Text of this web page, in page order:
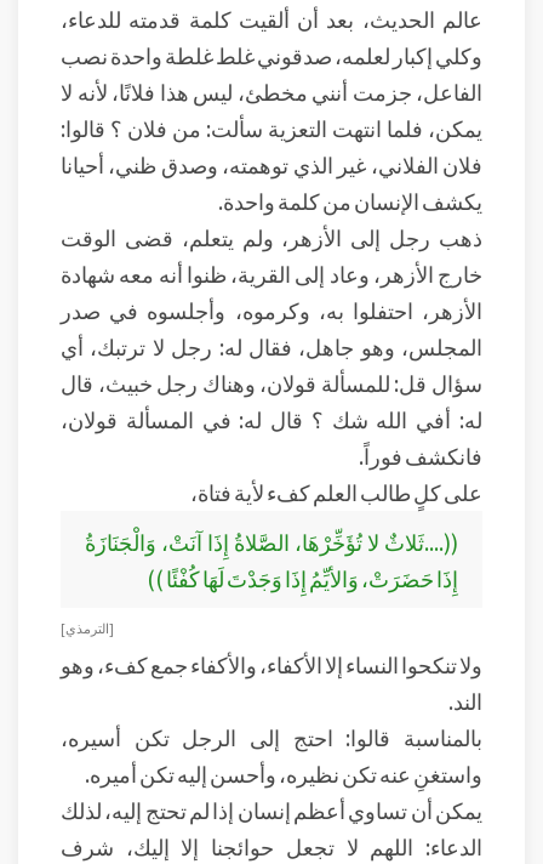
عالم الحديث، بعد أن ألقيت كلمة قدمته للدعاء،
وكلي إكبار لعلمه، صدقوني غلط غلطة واحدة نصب
الفاعل، جزمت أنني مخطئ، ليس هذا فلانًا، لأنه لا
يمكن، فلما انتهت التعزية سألت: من فلان ؟ قالوا:
فلان الفلاني، غير الذي توهمته، وصدق ظني، أحيانا
يكشف الإنسان من كلمة واحدة.
ذهب رجل إلى الأزهر، ولم يتعلم، قضى الوقت
خارج الأزهر، وعاد إلى القرية، ظنوا أنه معه شهادة
الأزهر، احتفلوا به، وكرموه، وأجلسوه في صدر
المجلس، وهو جاهل، فقال له: رجل لا ترتبك، أي
سؤال قل: للمسألة قولان، وهناك رجل خبيث، قال
له: أفي الله شك ؟ قال له: في المسألة قولان،
فانكشف فوراً.
على كلٍ طالب العلم كفء لأية فتاة،
((....ثَلاثٌ لا تُؤَخِّرْهَا، الصَّلاةُ إِذَا آنَتْ، وَالْجَنَازَةُ
إِذَا حَضَرَتْ، وَالأيِّمُ إِذَا وَجَدْتَ لَهَا كُفْئًا ))
[ الترمذي]
ولا تنكحوا النساء إلا الأكفاء، والأكفاء جمع كفء، وهو
الند.
بالمناسبة قالوا: احتج إلى الرجل تكن أسيره،
واستغنِ عنه تكن نظيره، وأحسن إليه تكن أميره.
يمكن أن تساوي أعظم إنسان إذا لم تحتج إليه، لذلك
الدعاء: اللهم لا تجعل حوائجنا إلا إليك، شرف